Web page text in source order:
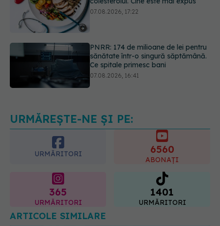
07.08.2026, 16:41
Ce spune culoarea ta preferată
URMĂREȘTE-NE ȘI PE:
URMĂRITORI 6560
ABONAȚI
365
URMĂRITORI
1401
URMĂRITORI
ARTICOLE SIMILARE